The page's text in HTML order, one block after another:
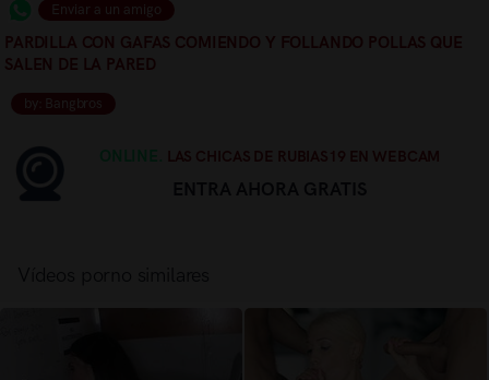
Enviar a un amigo
PARDILLA CON GAFAS COMIENDO Y FOLLANDO POLLAS QUE
SALEN DE LA PARED
by: Bangbros